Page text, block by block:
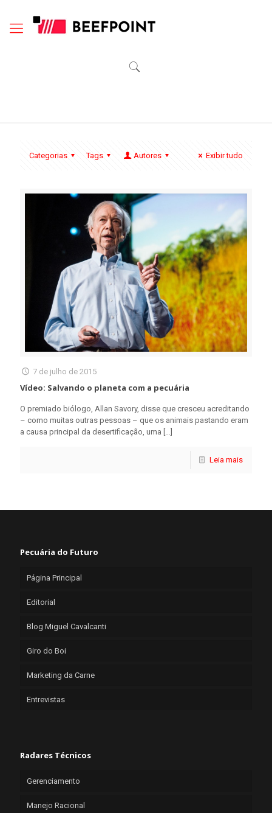
Categorias Tags Autores Exibir tudo
7 de julho de 2015
Vídeo: Salvando o planeta com a pecuária
O premiado biólogo, Allan Savory, disse que cresceu acreditando
– como muitas outras pessoas – que os animais pastando eram
a causa principal da desertificação, uma […]
Leia mais
Pecuária do Futuro
Página Principal
Editorial
Blog Miguel Cavalcanti
Giro do Boi
Marketing da Carne
Entrevistas
Radares Técnicos
Gerenciamento
Manejo Racional